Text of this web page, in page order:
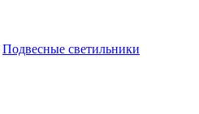
Подвесные светильники